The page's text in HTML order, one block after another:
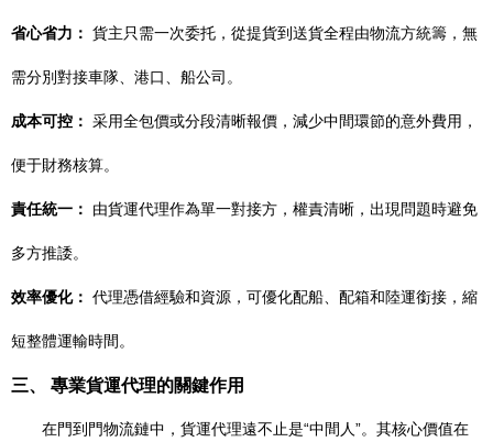
省心省力： 貨主只需一次委托，從提貨到送貨全程由物流方統籌，無
需分別對接車隊、港口、船公司。
成本可控： 采用全包價或分段清晰報價，減少中間環節的意外費用，
便于財務核算。
責任統一： 由貨運代理作為單一對接方，權責清晰，出現問題時避免
多方推諉。
效率優化： 代理憑借經驗和資源，可優化配船、配箱和陸運銜接，縮
短整體運輸時間。
三、 專業貨運代理的關鍵作用
在門到門物流鏈中，貨運代理遠不止是“中間人”。其核心價值在